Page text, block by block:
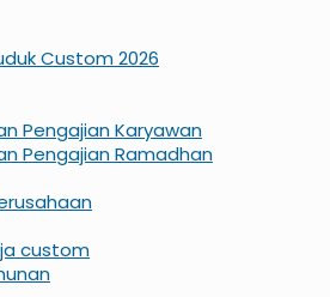
Custom 2026
Pengajian Karyawan
Pengajian Ramadhan
custom